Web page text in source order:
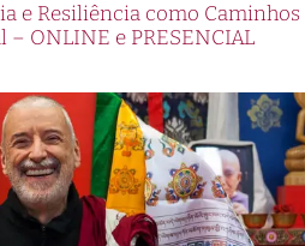
e Resiliência como Caminhos
– ONLINE e PRESENCIAL